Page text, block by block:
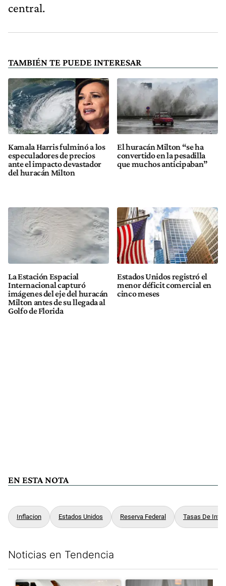
central.
TAMBIÉN TE PUEDE INTERESAR
Kamala Harris fulminó a los
especuladores de precios
ante el impacto devastador
del huracán Milton
El huracán Milton “se ha
convertido en la pesadilla
que muchos anticipaban”
La Estación Espacial
Internacional capturó
imágenes del eje del huracán
Milton antes de su llegada al
Golfo de Florida
Estados Unidos registró el
menor déficit comercial en
cinco meses
EN ESTA NOTA
Inflacion Estados Unidos Reserva Federal Tasas De
Noticias en Tendencia
Un artículo de tendencia con el título "Lionel Messi llegó a
Un artículo de tendencia